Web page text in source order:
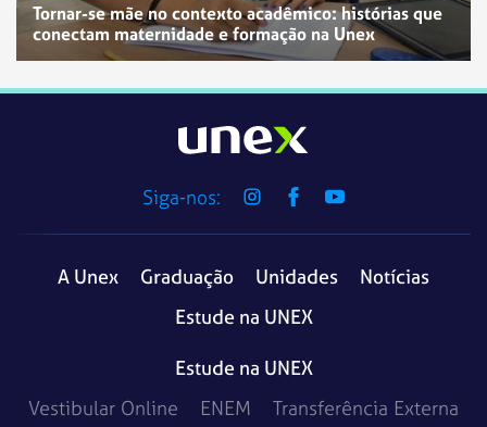
Tornar-se mãe no contexto acadêmico: histórias que
conectam maternidade e formação na Unex
Siga-nos:
A Unex Graduação Unidades
Notícias
Estude na UNEX
Estude na UNEX
Vestibular Online
ENEM Transferência Externa